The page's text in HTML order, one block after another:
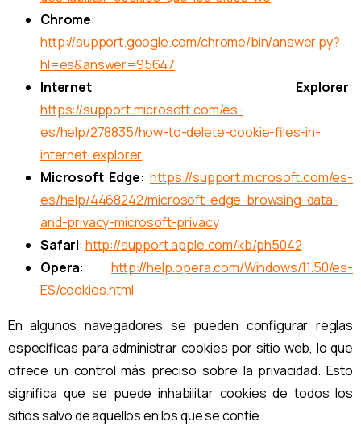
Chrome:
http://support.google.com/chrome/bin/answer.py?
hl=es&answer=95647
Internet Explorer:
https://support.microsoft.com/es-
es/help/278835/how-to-delete-cookie-files-in-
internet-explorer
Microsoft Edge:https://support.microsoft.com/es-
es/help/4468242/microsoft-edge-browsing-data-
and-privacy-microsoft-privacy
Safari: http://support.apple.com/kb/ph5042
Opera:http://help.opera.com/Windows/11.50/es-
ES/cookies.html
En algunos navegadores se pueden configurar reglas
específicas para administrar cookies por sitio web, lo que
ofrece un control más preciso sobre la privacidad. Esto
significa que se puede inhabilitar cookies de todos los
sitios salvo de aquellos en los que se confíe.